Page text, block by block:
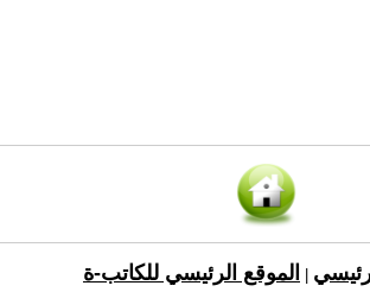
الموقع الرئيسي للكاتب-ة